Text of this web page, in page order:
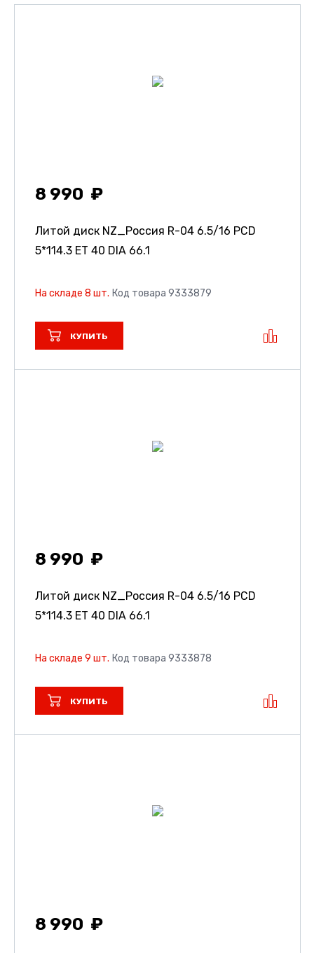
8 990
Литой диск NZ_Россия R-04 6.5/16 PCD
5*114.3 ET 40 DIA 66.1
На складе 8 шт. Код товара 9333879
КУПИТЬ
8 990
Литой диск NZ_Россия R-04 6.5/16 PCD
5*114.3 ET 40 DIA 66.1
На складе 9 шт. Код товара 9333878
КУПИТЬ
8 990